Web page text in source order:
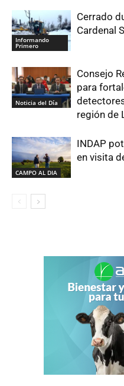
Informando
Primero
Cerrado
Cardenal
Noticia del Día
Consejo
para
región de
CAMPO AL DIA
INDAP
en visita